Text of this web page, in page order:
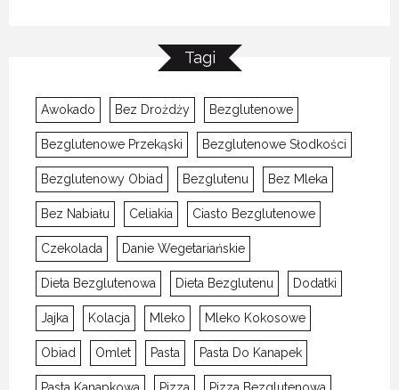
Tagi
Awokado Bez Drożdży Bezglutenowe
Bezglutenowe Przekąski Bezglutenowe Słodkości
Bezglutenowy Obiad Bezglutenu Bez Mleka
Bez Nabiału Celiakia Ciasto Bezglutenowe
Czekolada Danie Wegetariańskie
Dieta Bezglutenowa Dieta Bezglutenu Dodatki
Jajka Kolacja Mleko Mleko Kokosowe
Obiad Omlet Pasta Pasta Do Kanapek